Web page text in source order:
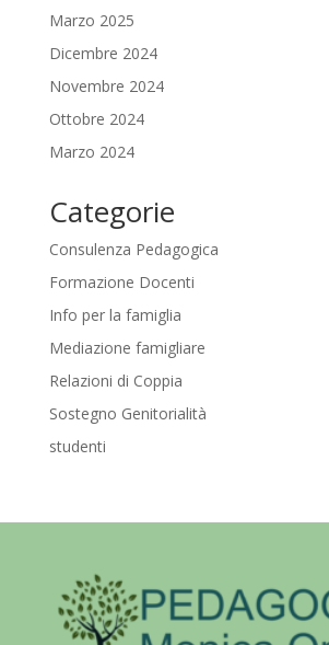
Marzo 2025
Dicembre 2024
Novembre 2024
Ottobre 2024
Marzo 2024
Categorie
Consulenza Pedagogica
Formazione Docenti
Info per la famiglia
Mediazione famigliare
Relazioni di Coppia
Sostegno Genitorialità
studenti